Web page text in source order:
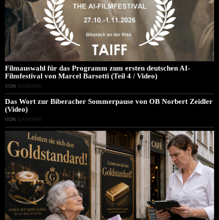
Filmauswahl für das Programm zum ersten deutschen AI-
Filmfestival von Marcel Barsotti (Teil 4 / Video)
VON GASPARD
Das Wort zur Biberacher Sommerpause von OB Norbert Zeidler
(Video)
VON GASPARD